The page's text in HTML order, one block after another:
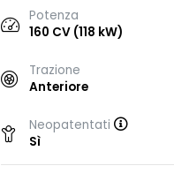
Potenza
160 CV (118 kW)
Trazione
Anteriore
Neopatentati
Sì